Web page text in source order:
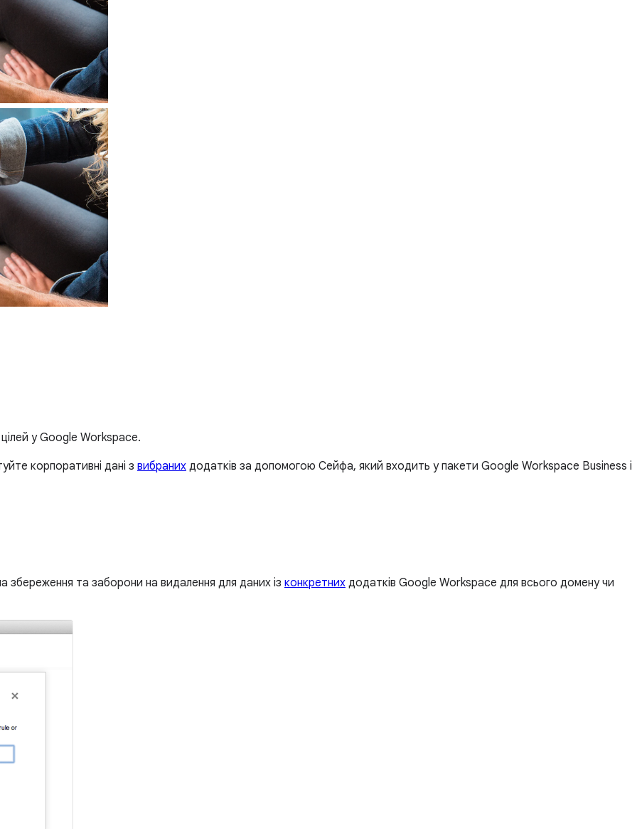
у Google Workspace.
корпоративні дані з вибраних додатків за допомогою Сейфа, який входить у пакети Google Workspace Business і
та заборони на видалення для даних із конкретних додатків Google Workspace для всього домену чи